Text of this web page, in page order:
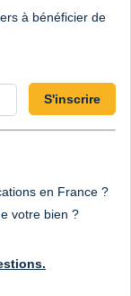
à bénéficier de
S'inscrire
en France ?
votre bien ?